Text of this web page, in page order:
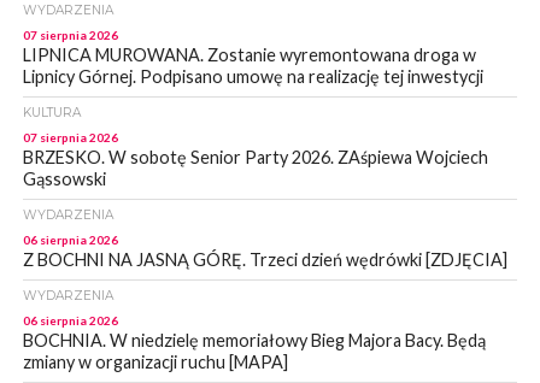
WYDARZENIA
07 sierpnia 2026
LIPNICA MUROWANA. Zostanie wyremontowana droga w
Lipnicy Górnej. Podpisano umowę na realizację tej inwestycji
KULTURA
07 sierpnia 2026
BRZESKO. W sobotę Senior Party 2026. ZAśpiewa Wojciech
Gąssowski
WYDARZENIA
06 sierpnia 2026
Z BOCHNI NA JASNĄ GÓRĘ. Trzeci dzień wędrówki [ZDJĘCIA]
WYDARZENIA
06 sierpnia 2026
BOCHNIA. W niedzielę memoriałowy Bieg Majora Bacy. Będą
zmiany w organizacji ruchu [MAPA]